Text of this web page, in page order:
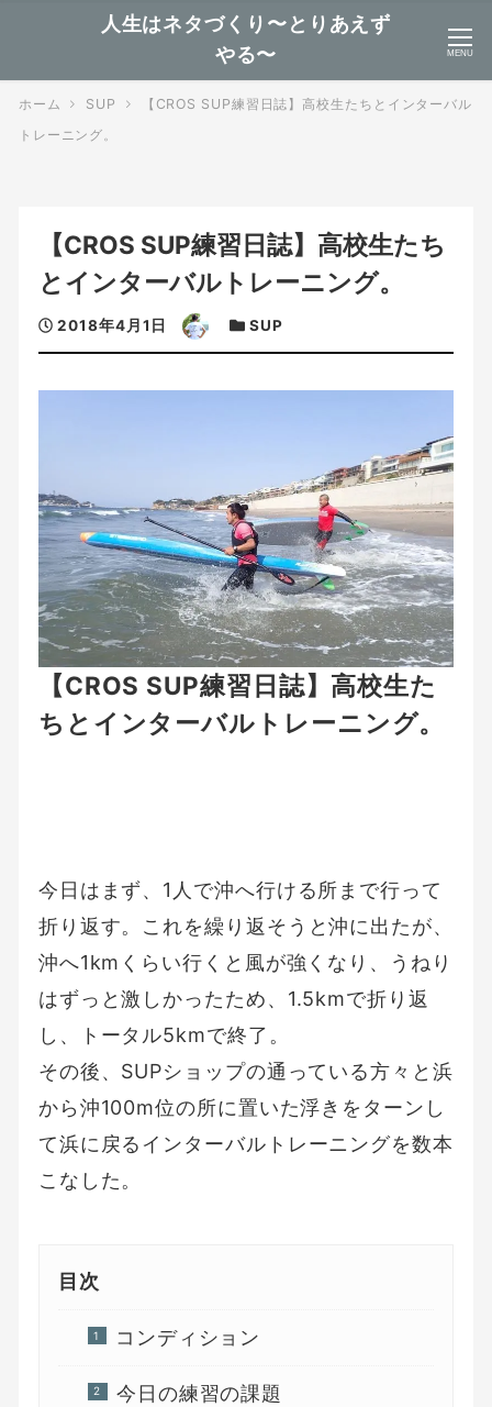
人生はネタづくり〜とりあえず
やる〜
MENU
ホーム SUP
【CROS SUP練習日誌】高校生たちとインターバル
トレーニング。
【CROS SUP練習日誌】高校生たち
とインターバルトレーニング。
投
稿
日
2018年4月1日
著
者
カ
テ
ゴ
SUP
【CROS SUP練習日誌】高校生た
ちとインターバルトレーニング。
今日はまず、1人で沖へ行ける所まで行って
折り返す。これを繰り返そうと沖に出たが、
沖へ1kmくらい行くと風が強くなり、うねり
はずっと激しかったため、1.5kmで折り返
し、トータル5kmで終了。
その後、SUPショップの通っている方々と浜
から沖100m位の所に置いた浮きをターンし
て浜に戻るインターバルトレーニングを数本
こなした。
目次
コンディション
今日の練習の課題